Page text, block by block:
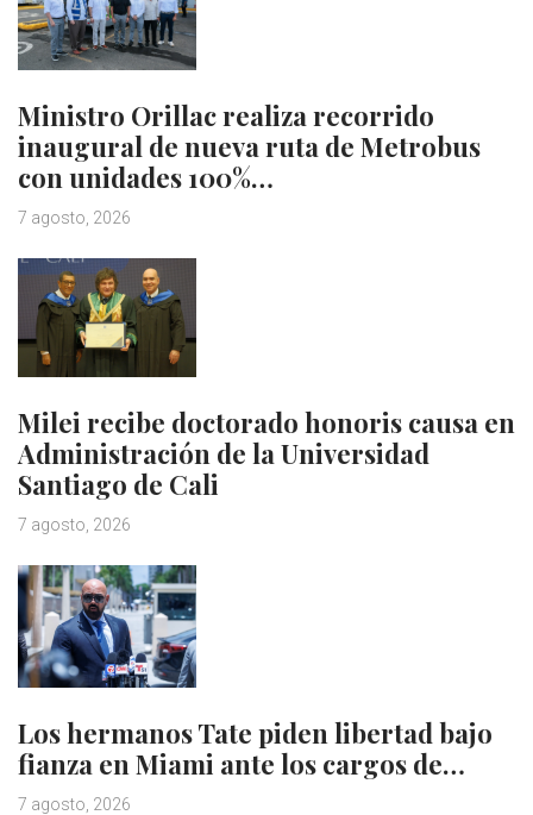
Ministro Orillac realiza recorrido
inaugural de nueva ruta de Metrobus
con unidades 100%…
7 agosto, 2026
Milei recibe doctorado honoris causa en
Administración de la Universidad
Santiago de Cali
7 agosto, 2026
Los hermanos Tate piden libertad bajo
fianza en Miami ante los cargos de…
7 agosto, 2026